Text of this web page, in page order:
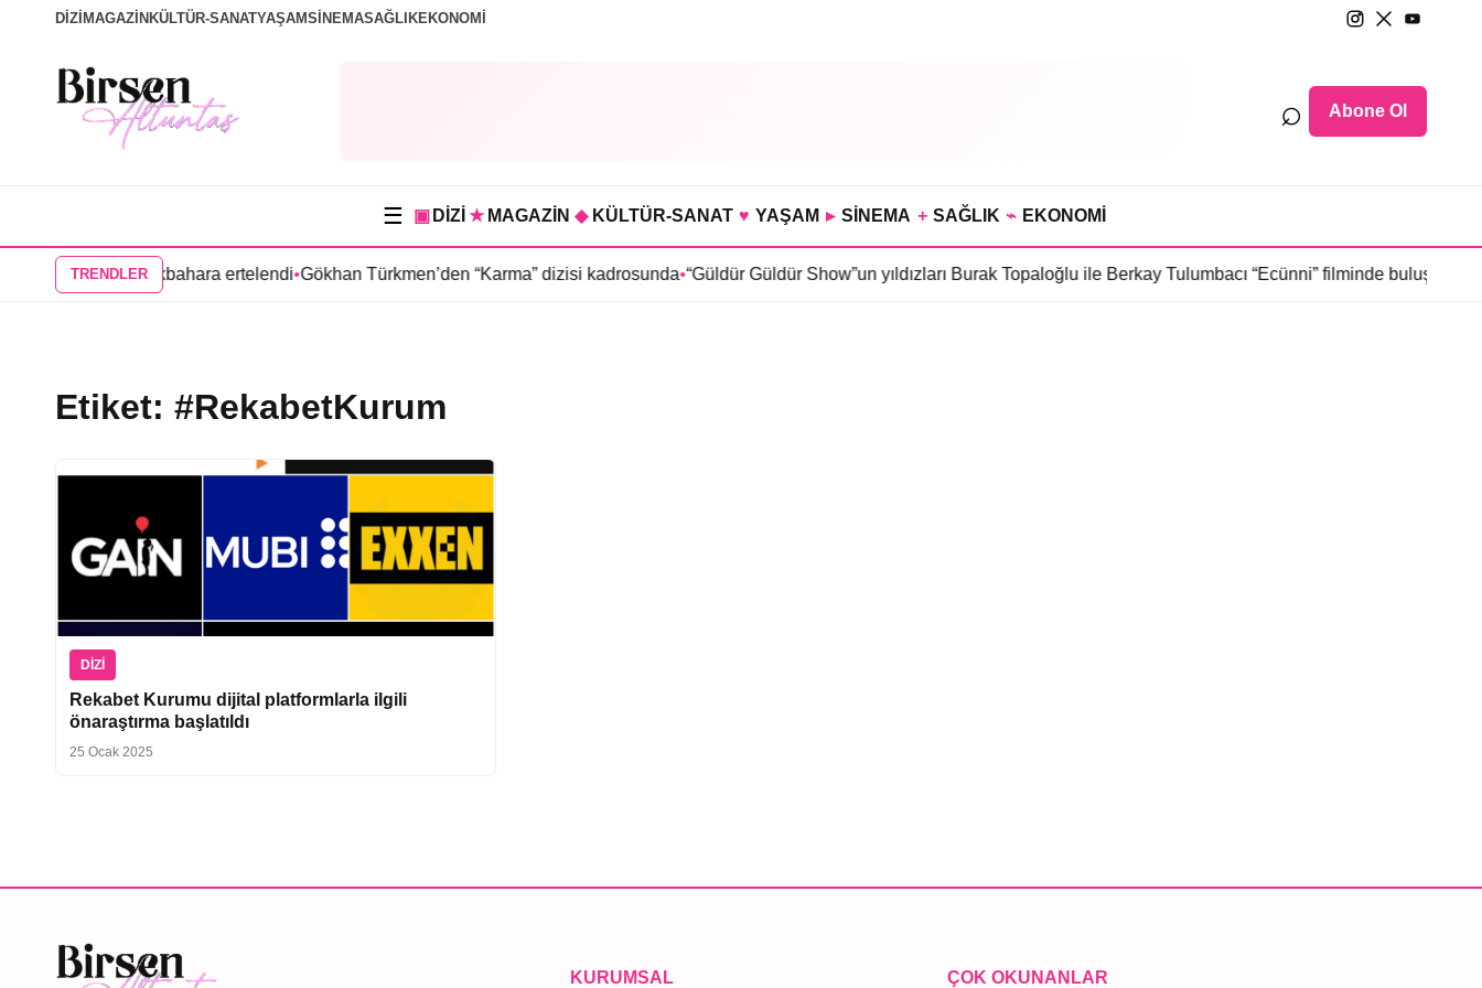
DİZİ MAGAZİN KÜLTÜR-SANATYAŞAMSİNEMASAĞLIKEKONOMİ
⌕ Abone Ol
☰ ▣ DİZİ ★ MAGAZİN ◆ KÜLTÜR-SANAT ♥ YAŞAM ▸ SİNEMA + SAĞLIK ⌁ EKONOMİ
TRENDLER
Aras dizisi ilkbahara ertelendi•Gökhan Türkmen’den “Karma” dizisi kadrosunda•“Güldür Güldür Show”un yıldızları Burak Topaloğlu ile Berkay Tulumbacı “Ecünni” filminde buluştu
Etiket: #RekabetKurum
DIZI
Rekabet Kurumu dijital platformlarla ilgili
önaraştırma başlatıldı
25 Ocak 2025
KURUMSAL ÇOK OKUNANLAR